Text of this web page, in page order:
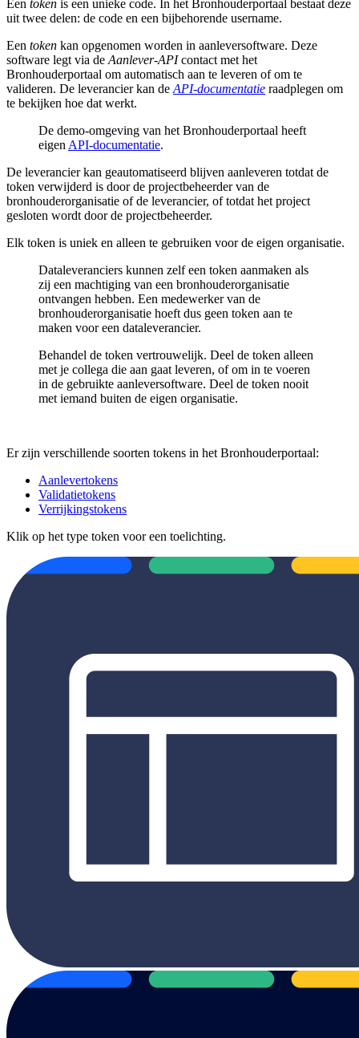
Een token is een unieke code. In het Bronhouderportaal bestaat deze
uit twee delen: de code en een bijbehorende username.
Een token kan opgenomen worden in aanleversoftware. Deze
software legt via de Aanlever-APIcontact met het
Bronhouderportaal om automatisch aan te leveren of om te
valideren. De leverancier kan de API-documentatie raadplegen om
te bekijken hoe dat werkt.
De demo-omgeving van het Bronhouderportaal heeft
eigen API-documentatie.
De leverancier kan geautomatiseerd blijven aanleveren totdat de
token verwijderd is door de projectbeheerder van de
bronhouderorganisatie of de leverancier, of totdat het project
gesloten wordt door de projectbeheerder.
Elk token is uniek en alleen te gebruiken voor de eigen organisatie.
Dataleveranciers kunnen zelf een token aanmaken als
zij een machtiging van een bronhouderorganisatie
ontvangen hebben. Een medewerker van de
bronhouderorganisatie hoeft dus geen token aan te
maken voor een dataleverancier.
Behandel de token vertrouwelijk. Deel de token alleen
met je collega die aan gaat leveren, of om in te voeren
in de gebruikte aanleversoftware. Deel de token nooit
met iemand buiten de eigen organisatie.
Er zijn verschillende soorten tokens in het Bronhouderportaal:
Aanlevertokens
Validatietokens
Verrijkingstokens
Klik op het type token voor een toelichting.